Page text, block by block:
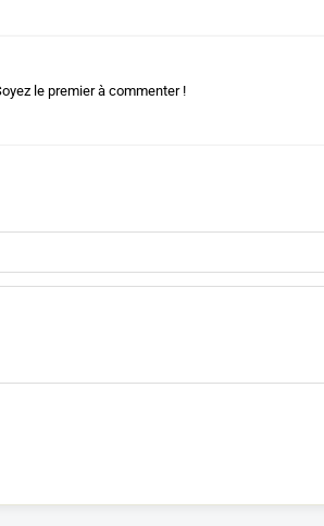
le premier à commenter !